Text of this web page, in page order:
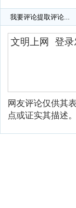
我要评论提取评论...
网友评论仅供其
点或证实其描述。